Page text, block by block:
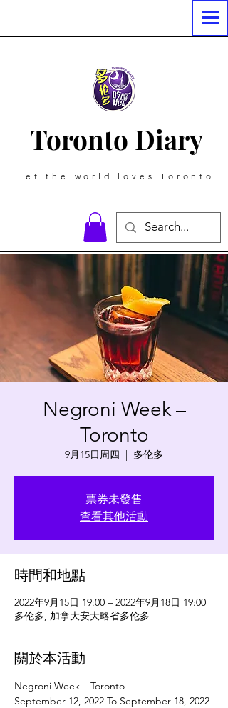
Toronto Diary
Let the world loves Toronto
Negroni Week –
Toronto
9月15日周四
  |
多伦多
票券未發售
查看其他活動
時間和地點
2022年9月15日 19:00 – 2022年9月18日 19:00
多伦多, 加拿大安大略省多伦多
關於本活動
Negroni Week – Toronto
September 12, 2022 To September 18, 2022